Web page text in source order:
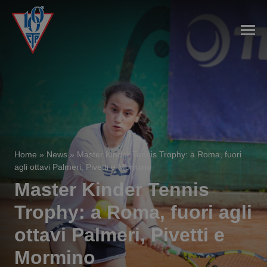
Home » News» Master Kinder Tennis Trophy: a Roma, fuori
agli ottavi Palmeri, Pivetti e Mormino
Master Kinder Tennis
Trophy: a Roma, fuori agli
ottavi Palmeri, Pivetti e
Mormino